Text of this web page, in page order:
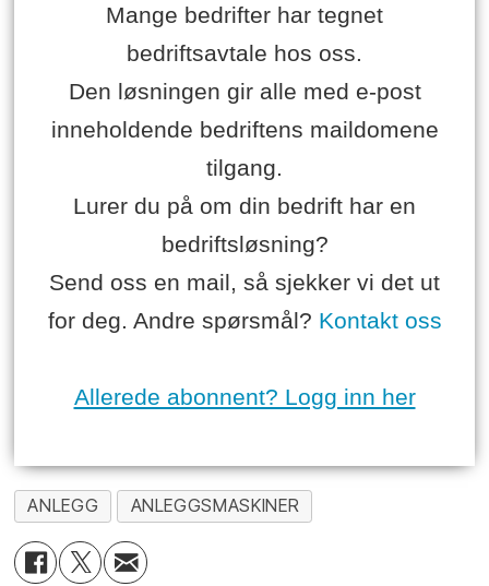
Mange bedrifter har tegnet
bedriftsavtale hos oss.
Den løsningen gir alle med e-post
inneholdende bedriftens maildomene
tilgang.
Lurer du på om din bedrift har en
bedriftsløsning?
Send oss en mail, så sjekker vi det ut
for deg. Andre spørsmål? Kontakt oss
Allerede abonnent? Logg inn her
ANLEGG ANLEGGSMASKINER